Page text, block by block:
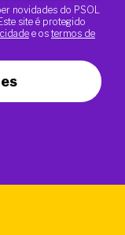
novidades do PSOL
Este site é protegido
e os termos de